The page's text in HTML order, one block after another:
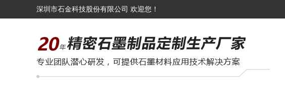
深圳市石金科技股份有限公司 欢迎您！